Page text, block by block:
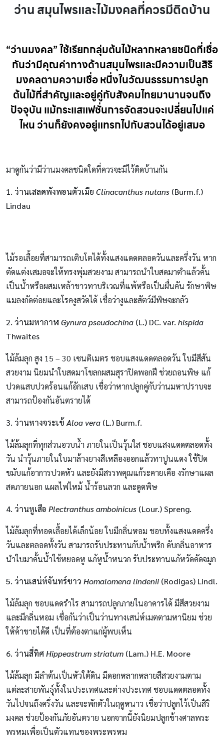
ว่าน สมุนไพรและไม้มงคลที่ควรมีติดบ้าน
“ว่านมงคล” ใช้เรียกกลุ่มต้นไม้หลากหลายชนิดที่เชื่อ
กันว่ามีคุณค่าทางด้านสมุนไพรและมีความเป็นสิริ
มงคลตามความเชื่อ หนึ่งในวัฒนธรรมการปลูก
ต้นไม้ที่สำคัญและอยู่คู่กับสังคมไทยมานานจนถึง
ปัจจุบัน แม้กระแสแฟชั่นการจัดสวนจะเปลี่ยนไปแค่
ไหน ว่านก็ยังคงอยู่แทรกไปกับสวนได้อยู่เสมอ
มาดูกันว่ามีว่านมงคลชนิดใดที่ควรจะมีไว้ติดบ้านกัน
1. ว่านเสลดพังพอนตัวเมีย Clinacanthus nutans (Burm.f.)
Lindau
ไม้รอเลื้อยที่สามารถเติบโตได้ทั้งแสงแดดตลอดวันและครึ่งวัน หาก
ตัดแต่งเสมอจะให้ทรงพุ่มสวยงาม สามารถนำใบสดมาตำแล้วคั้น
เป็นน้ำหรือผสมเหล้าขาวทาบริเวณที่แพ้หรือเป็นผื่นคัน รักษาพิษ
แมลงกัดต่อยและโรคงูสวัดได้ เชื่อว่างูและสัตว์มีพิษจะกลัว
2. ว่านมหากาฬGynura pseudochina (L.) DC. var. hispida
Thwaites
ไม้ล้มลุก สูง 15 – 30 เซนติเมตร ชอบแสงแดดตลอดวัน ใบมีสีสัน
สวยงาม นิยมนำใบสดมาโขลกผสมสุราปิดพอกฝี ช่วยถอนพิษ แก้
ปวดแสบปวดร้อนแก้อักเสบ เชื่อว่าหากปลูกคู่กับว่านมหาปราบจะ
สามารถป้องกันอันตรายได้
3. ว่านหางจระเข้ Aloa vera (L.) Burm.f.
ไม้ล้มลุกที่ทุกส่วนอวบน้ำ ภายในเป็นวุ้นใส ชอบแสงแดดตลอดทั้ง
วัน นำวุ้นภายในใบมาล้างยางสีเหลืองออกแล้วทาปูนแดง ใช้ปิด
ขมับแก้อาการปวดหัว และยังมีสรรพคุณแก้ระคายเคือ งรักษาแผล
สดภายนอก แผลไฟไหม้ น้ำร้อนลวก และดูดพิษ
4. ว่านหูเสือ Plectranthus amboinicus (Lour.) Spreng.
ไม้ล้มลุกที่ทอดเลื้อยได้เล็กน้อย ใบมีกลิ่นหอม ชอบทั้งแสงแดดครึ่ง
วันและตลอดทั้งวัน สามารถรับประทานกับน้ำพริก ดับกลิ่นอาหาร
นำใบมาคั้นน้ำใช้หยอดหู แก้หูน้ำหนวก รับประทานแก้หวัดคัดจมูก
5. ว่านเสน่ห์จันทร์ขาว Homalomena lindenii(Rodigas) Lindl.
ไม้ล้มลุก ชอบแดดรำไร สามารถปลูกภายในอาคารได้ มีสีสวยงาม
และมีกลิ่นหอม เชื่อกันว่าเป็นว่านทางเสน่ห์เมตตามหานิยม ช่วย
ให้ค้าขายได้ดี เป็นที่ต้องตาแก่ผู้พบเห็น
6. ว่านสี่ทิศHippeastrum striatum (Lam.) H.E. Moore
ไม้ล้มลุก มีลำต้นเป็นหัวใต้ดิน มีดอกหลากหลายสีสวยงามตาม
แต่ละสายพันธุ์ทั้งในประเทศและต่างประเทศ ชอบแดดตลอดทั้ง
วันไปจนถึงครึ่งวัน และจะพักตัวในฤดูหนาว เชื่อว่าปลูกไว้เป็นสิริ
มงคล ช่วยป้องกันภัยอันตราย นอกจากนี้ยังนิยมปลูกข้างศาลพระ
พรหมเพื่อเป็นตัวแทนของพระพรหม